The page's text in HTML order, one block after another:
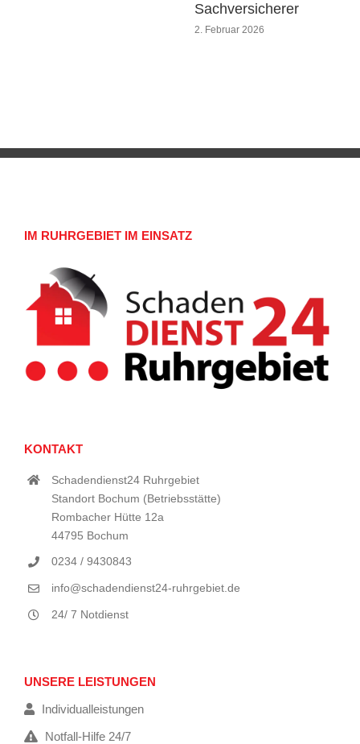
Sachversicherer
2. Februar 2026
IM RUHRGEBIET IM EINSATZ
KONTAKT
Schadendienst24 Ruhrgebiet
Standort Bochum (Betriebsstätte)
Rombacher Hütte 12a
44795 Bochum
0234 / 9430843
info@schadendienst24-ruhrgebiet.de
24/ 7 Notdienst
UNSERE LEISTUNGEN
Individualleistungen
Notfall-Hilfe 24/7